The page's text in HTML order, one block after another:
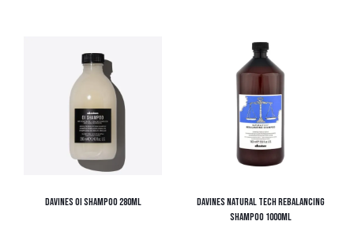
DAVINES OI SHAMPOO 280ML
DAVINES NATURAL TECH REBALANCING
SHAMPOO 1000ML